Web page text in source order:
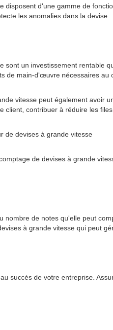
disposent d'une gamme de
les anomalies dans la devise.
sont un investissement rentable
de main-d'œuvre nécessaires
vitesse peut également avoir
client, contribuer à réduire les
de devises à grande vitesse
de devises à grande
nombre de notes qu'elle peut
à grande vitesse qui peut
succès de votre entreprise.